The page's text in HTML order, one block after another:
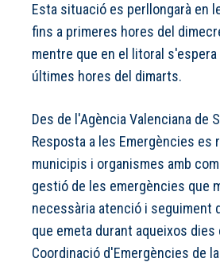
Esta situació es perllongarà en
fins a primeres hores del
mentre que en el litoral
últimes hores del dimarts.
Des de l'Agència Valenciana de
Resposta a les Emergències es
municipis i organismes amb
gestió de les emergències que
necessària atenció i seguiment
que emeta durant aqueixos dies
Coordinació d'Emergències de